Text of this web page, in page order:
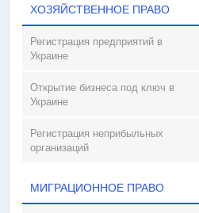
ХОЗЯЙСТВЕННОЕ ПРАВО
Регистрация предприятий в
Украине
Открытие бизнеса под ключ в
Украине
Регистрация неприбыльных
организаций
МИГРАЦИОННОЕ ПРАВО